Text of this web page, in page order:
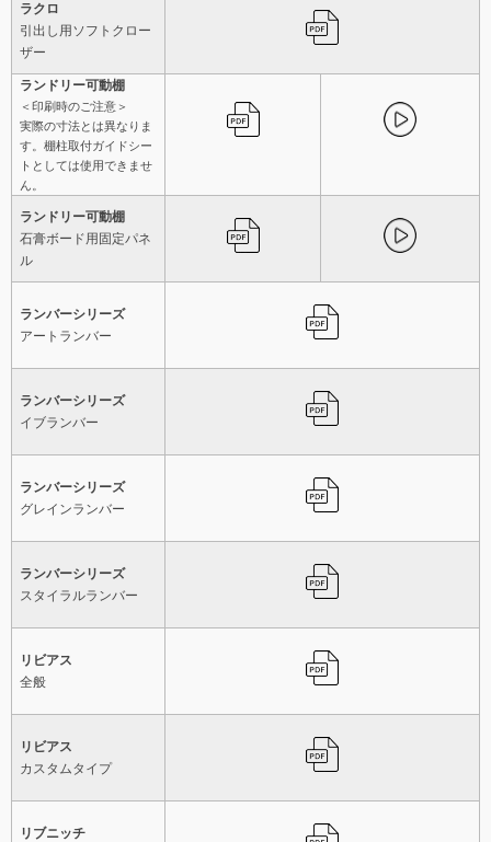
ラクロ
引出し用ソフトクロー
ザー
ランドリー可動棚
＜印刷時のご注意＞
実際の寸法とは異なりま
す。棚柱取付ガイドシー
トとしては使用できませ
ん。
ランドリー可動棚
石膏ボード用固定パネ
ル
ランバーシリーズ
アートランバー
ランバーシリーズ
イブランバー
ランバーシリーズ
グレインランバー
ランバーシリーズ
スタイラルランバー
リビアス
全般
リビアス
カスタムタイプ
リブニッチ